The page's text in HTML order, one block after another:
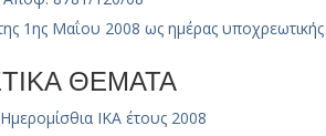
1ης Μαΐου 2008 ως ημέρας
ΘΕΜΑΤΑ
ΙΚΑ έτους 2008